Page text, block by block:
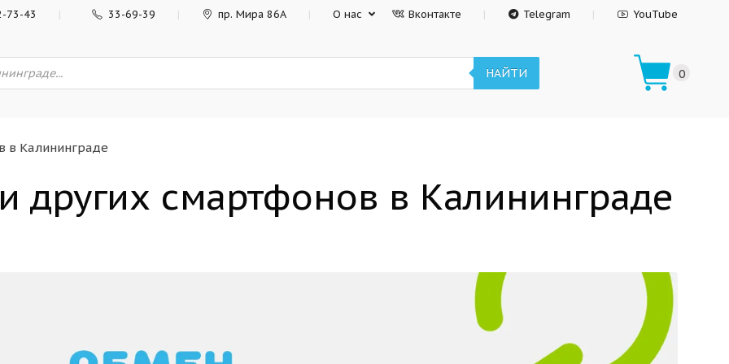
73-43 33-69-39 пр. Мира 86А О нас Вконтакте Telegram YouTube
НАЙТИ 0
в Калининграде
других смартфонов в Калининграде